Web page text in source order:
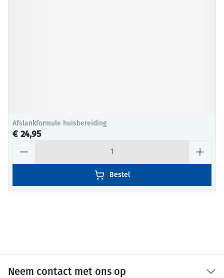
Afslankformule huisbereiding
€ 24,95
Bestel
Neem contact met ons op